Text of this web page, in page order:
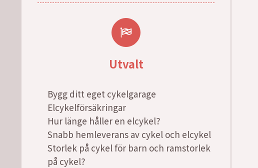
Utvalt
Bygg ditt eget cykelgarage
Elcykelförsäkringar
Hur länge håller en elcykel?
Snabb hemleverans av cykel och elcykel
Storlek på cykel för barn och ramstorlek
på cykel?